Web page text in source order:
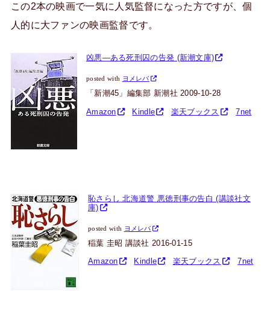
この2本の映画で一気に人気監督になった方ですが、個
人的に大ファンの映画監督です。
凶悪―ある死刑囚の告発 (新潮文庫)
posted with ヨメレバ
「新潮45」編集部 新潮社 2009-10-28
Amazon Kindle 楽天ブックス 7net
恥さらし 北海道警 悪徳刑事の告白 (講談社文
庫)
posted with ヨメレバ
稲葉 圭昭 講談社 2016-01-15
Amazon Kindle 楽天ブックス 7net